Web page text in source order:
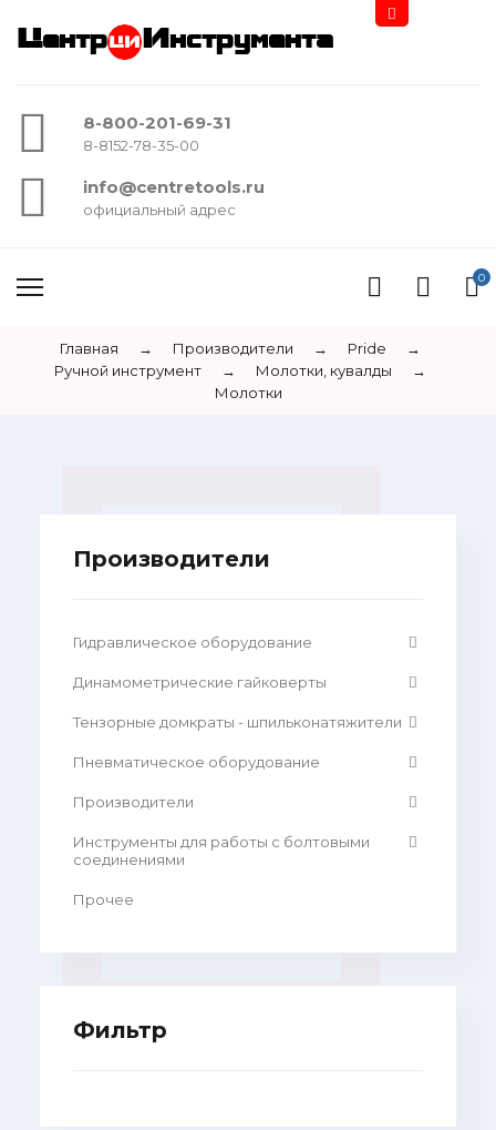
Центр Инструмента
8-800-201-69-31
8-8152-78-35-00
info@centretools.ru
официальный адрес
0
Главная → Производители → Pride
→
Ручной инструмент
→ Молотки, кувалды
→
Молотки
Производители
Гидравлическое оборудование
Динамометрические гайковерты
Тензорные домкраты - шпильконатяжители
Пневматическое оборудование
Производители
Инструменты для работы с болтовыми
соединениями
Прочее
Фильтр